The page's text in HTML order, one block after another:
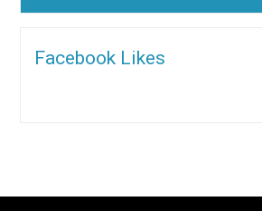
Alternative:
Facebook Likes